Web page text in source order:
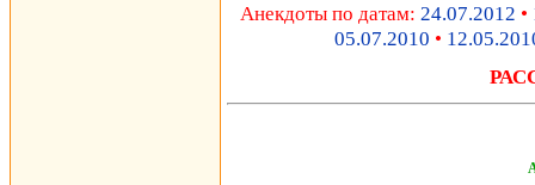
Анекдоты по датам: 24.07.2012 •
05.07.2010 •